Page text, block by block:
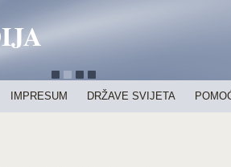
IMPRESUM DRŽAVE SVIJETA